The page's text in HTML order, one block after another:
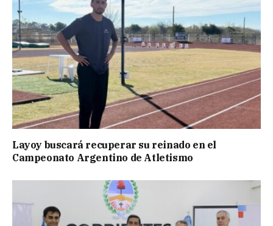
Layoy buscará recuperar su reinado en el
Campeonato Argentino de Atletismo